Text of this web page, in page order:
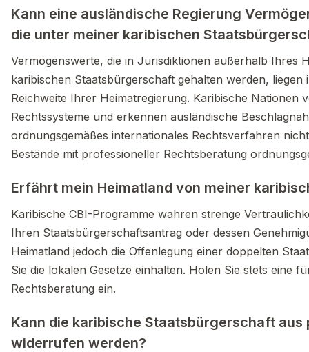
Kann eine ausländische Regierung
die unter meiner karibischen
Vermögenswerte, die in Jurisdiktionen außerhalb Ihres
karibischen Staatsbürgerschaft gehalten werden, liegen
Reichweite Ihrer Heimatregierung. Karibische Nationen
Rechtssysteme und erkennen ausländische
ordnungsgemäßes internationales Rechtsverfahren
Bestände mit professioneller Rechtsberatung
Erfährt mein Heimatland von meiner
Karibische CBI-Programme wahren strenge
Ihren Staatsbürgerschaftsantrag oder dessen
Heimatland jedoch die Offenlegung einer doppelten
Sie die lokalen Gesetze einhalten. Holen Sie stets eine
Rechtsberatung ein.
Kann die karibische Staatsbürgerschaft aus
widerrufen werden?